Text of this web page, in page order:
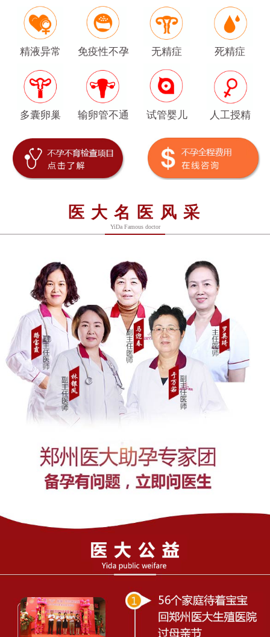
精液异常 免疫性不孕 无精症 死精症
多囊卵巢 输卵管不通 试管婴儿 人工授精
医大名医风采
YiDa Famous doctor